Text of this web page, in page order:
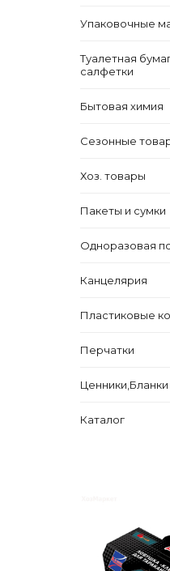
Упаковочные
Туалетная
салфетки
Бытовая химия
Сезонные
Хоз. товары
Пакеты и сумки
Одноразовая
Канцелярия
Пластиковые
Перчатки
Ценники,Бланки
Каталог